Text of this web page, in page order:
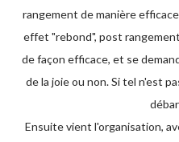
rangement de manière
effet "rebond", post
de façon efficace, et se
de la joie ou non. Si tel n'est
Ensuite vient l'organisation,